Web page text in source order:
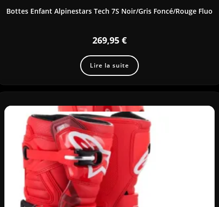
Bottes Enfant Alpinestars Tech 7S Noir/Gris Foncé/Rouge Fluo
269,95 €
Lire la suite